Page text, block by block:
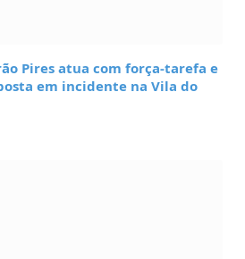
Pires atua com força-tarefa e
em incidente na Vila do